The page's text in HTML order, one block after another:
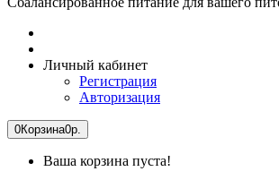
Личный кабинет
Регистрация
Авторизация
0Корзина0р.
Ваша корзина пуста!